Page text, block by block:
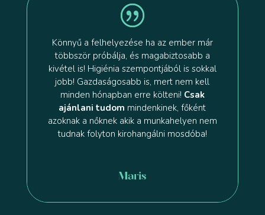
Könnyű a felhelyezése ha az ember már
többször próbálja, és magabiztosabb a
kivétel is! Higiénia szempontjából is sokkal
jobb! Gazdaságosabb is, mert nem kell
minden hónapban erre költeni! Csak
ajánlani tudom mindenkinek, főként
azoknak a nőknek akik a munkahelyen nem
tudnak folyton kirohangálni mosdóba!
Maris